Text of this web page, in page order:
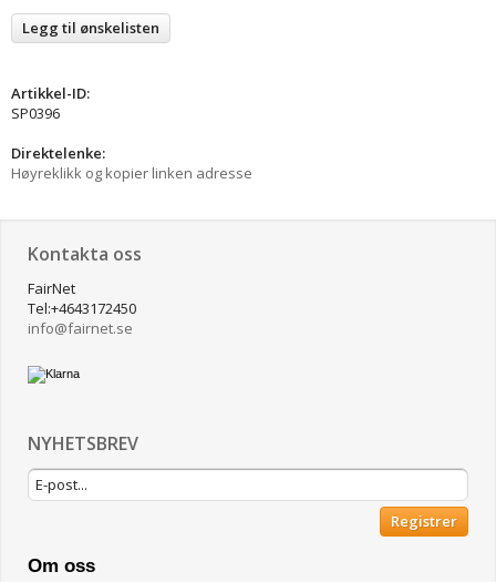
Legg til ønskelisten
Artikkel-ID:
SP0396
Direktelenke:
Høyreklikk og kopier linken adresse
Kontakta oss
FairNet
Tel:+4643172450
info@fairnet.se
NYHETSBREV
Registrer
Om oss